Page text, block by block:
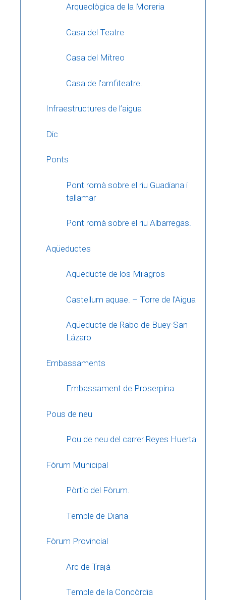
Arqueològica de la Moreria
Casa del Teatre
Casa del Mitreo
Casa de l’amfiteatre.
Infraestructures de l’aigua
Dic
Ponts
Pont romà sobre el riu Guadiana i
tallamar
Pont romà sobre el riu Albarregas.
Aqüeductes
Aqüeducte de los Milagros
Castellum aquae. – Torre de l’Aigua
Aqüeducte de Rabo de Buey-San
Lázaro
Embassaments
Embassament de Proserpina
Pous de neu
Pou de neu del carrer Reyes Huerta
Fòrum Municipal
Pòrtic del Fòrum.
Temple de Diana
Fòrum Provincial
Arc de Trajà
Temple de la Concòrdia